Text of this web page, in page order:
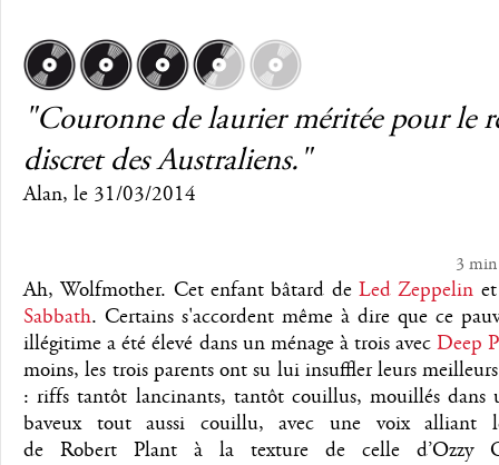
"Couronne de laurier méritée pour le
discret des Australiens."
Alan, le 31/03/2014
3 min
Ah, Wolfmother. Cet enfant bâtard deLed Zeppelin
Sabbath. Certains s'accordent même à dire que ce
illégitime a été élevé dans un ménage à trois avecDeep
moins, les trois parents ont su lui insuffler leurs
: riffs tantôt lancinants, tantôt couillus, mouillés dans
baveux tout aussi couillu, avec une voix alliant
de Robert Plant à la texture de celle d’Ozzy